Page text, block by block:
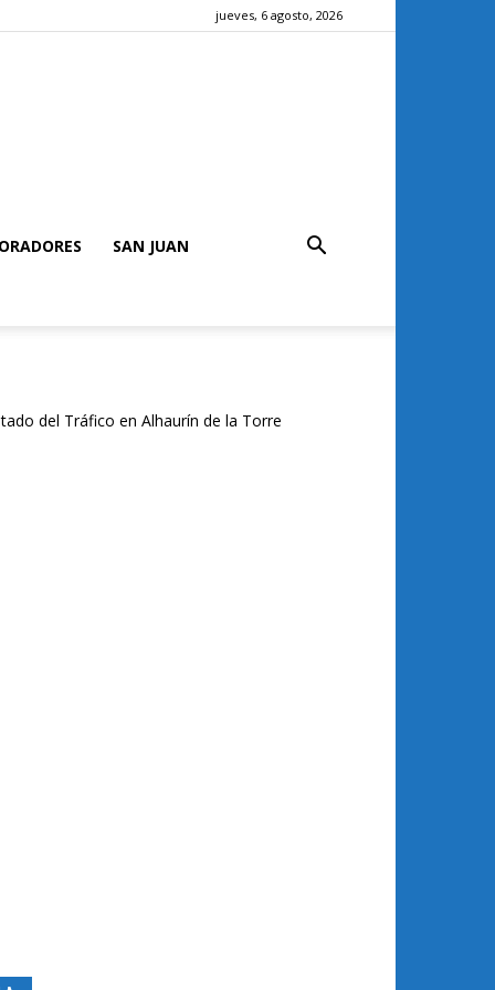
jueves, 6 agosto, 2026
SAN JUAN
del Tráfico en Alhaurín de la Torre